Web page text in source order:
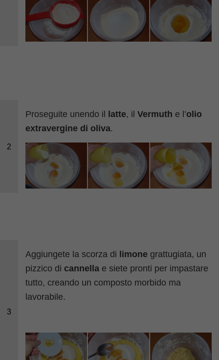
2
Proseguite unendo il latte, ilVermuth e l’olio
extravergine di oliva.
3
Aggiungete la scorza di limone grattugiata, un
pizzico di cannella e siete pronti per impastare
tutto, creando un composto morbido ma
lavorabile.